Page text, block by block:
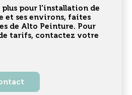
pour l'installation de
et ses environs, faites
de Alto Peinture. Pour
tarifs, contactez votre